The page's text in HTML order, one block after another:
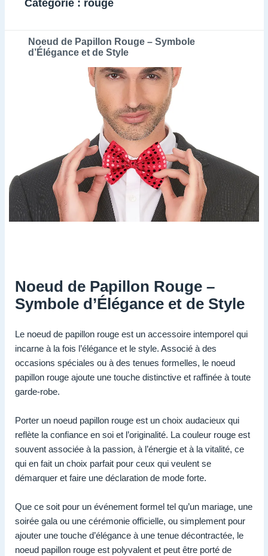
Catégorie : rouge
Noeud de Papillon Rouge – Symbole
d’Élégance et de Style
Noeud de Papillon Rouge –
Symbole d’Élégance et de Style
Le noeud de papillon rouge est un accessoire intemporel qui
incarne à la fois l’élégance et le style. Associé à des
occasions spéciales ou à des tenues formelles, le noeud
papillon rouge ajoute une touche distinctive et raffinée à toute
garde-robe.
Porter un noeud papillon rouge est un choix audacieux qui
reflète la confiance en soi et l’originalité. La couleur rouge est
souvent associée à la passion, à l’énergie et à la vitalité, ce
qui en fait un choix parfait pour ceux qui veulent se
démarquer et faire une déclaration de mode forte.
Que ce soit pour un événement formel tel qu’un mariage, une
soirée gala ou une cérémonie officielle, ou simplement pour
ajouter une touche d’élégance à une tenue décontractée, le
noeud papillon rouge est polyvalent et peut être porté de